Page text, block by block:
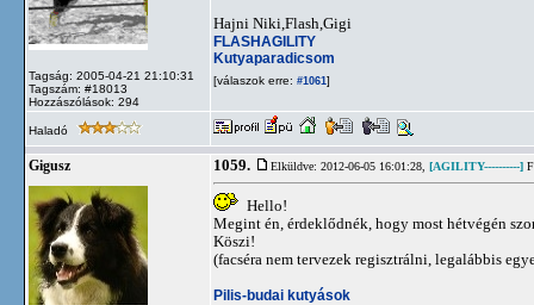
Tagság: 2005-04-21 21:10:31
Tagszám: #18013
Hozzászólások: 294
Hajni Niki,Flash,Gigi
FLASHAGILITY
Kutyaparadicsom
[válaszok erre: #1061]
Haladó
Gigusz 1059. Elküldve: 2012-06-05 16:01:28, [AGILITY----------]
Hello!
Megint én, érdeklődnék, hogy most hétvégén
Köszi!
(facséra nem tervezek regisztrálni, legalábbis
Pilis-budai kutyások